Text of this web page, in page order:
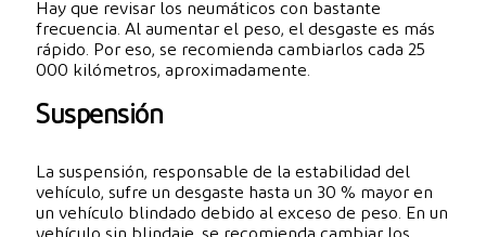
Hay que revisar los neumáticos con bastante
frecuencia. Al aumentar el peso, el desgaste es más
rápido. Por eso, se recomienda cambiarlos cada 25
000 kilómetros, aproximadamente.
Suspensión
La suspensión, responsable de la estabilidad del
vehículo, sufre un desgaste hasta un 30 % mayor en
un vehículo blindado debido al exceso de peso. En un